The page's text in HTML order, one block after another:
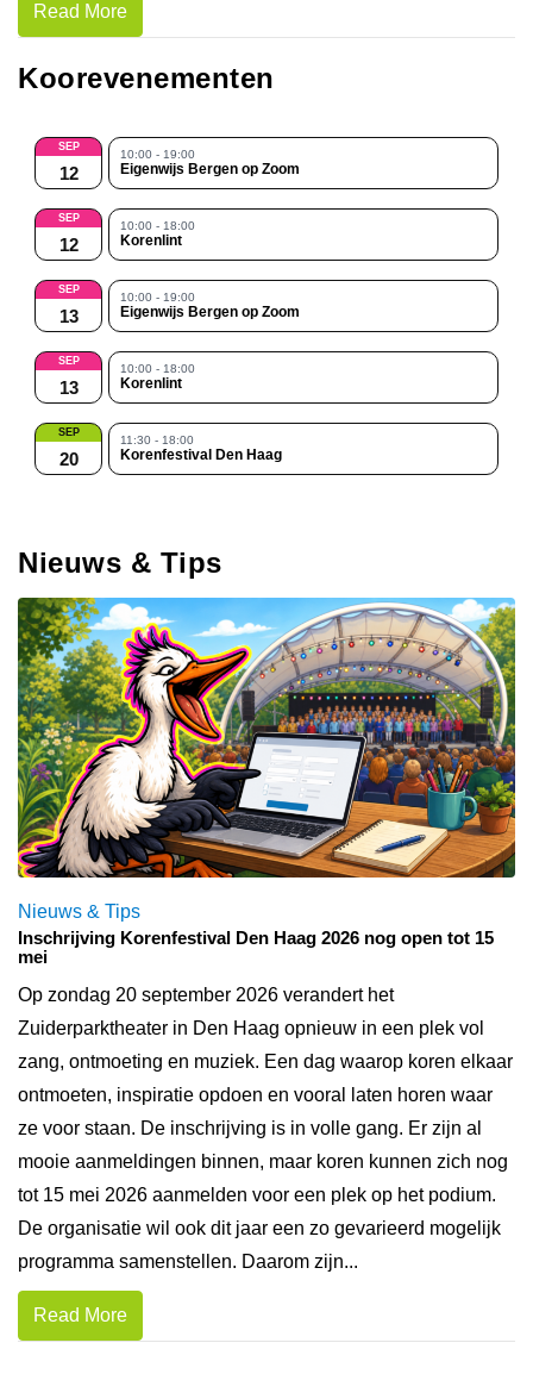
Read More
Koorevenementen
SEP
12
10:00 - 19:00
Eigenwijs Bergen op Zoom
SEP
12
10:00 - 18:00
Korenlint
SEP
13
10:00 - 19:00
Eigenwijs Bergen op Zoom
SEP
13
10:00 - 18:00
Korenlint
SEP
20
11:30 - 18:00
Korenfestival Den Haag
Nieuws & Tips
Nieuws & Tips
Inschrijving Korenfestival Den Haag 2026 nog open tot 15
mei
Op zondag 20 september 2026 verandert het
Zuiderparktheater in Den Haag opnieuw in een plek vol
zang, ontmoeting en muziek. Een dag waarop koren elkaar
ontmoeten, inspiratie opdoen en vooral laten horen waar
ze voor staan. De inschrijving is in volle gang. Er zijn al
mooie aanmeldingen binnen, maar koren kunnen zich nog
tot 15 mei 2026 aanmelden voor een plek op het podium.
De organisatie wil ook dit jaar een zo gevarieerd mogelijk
programma samenstellen. Daarom zijn...
Read More